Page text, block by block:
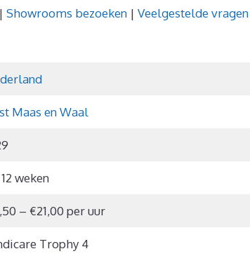
| Showrooms bezoeken | Veelgestelde vragen
Maas en Waal
weken
– €21,00 per uur
Trophy 4